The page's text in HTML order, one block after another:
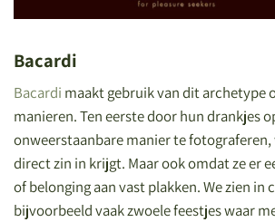
Bacardi
Bacardi maakt gebruik van dit archetype
manieren. Ten eerste door hun drankjes
onweerstaanbare manier te
direct zin in krijgt. Maar ook omdat ze er
of belonging aan vast plakken. We zien in
bijvoorbeeld vaak zwoele feestjes waar